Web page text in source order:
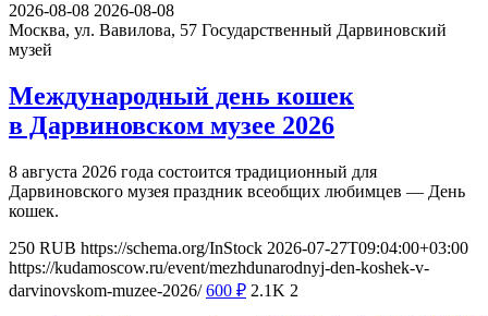
2026-08-08 2026-08-08
Москва, ул. Вавилова, 57 Государственный Дарвиновский
музей
Международный день кошек
в Дарвиновском музее 2026
8 августа 2026 года состоится традиционный для
Дарвиновского музея праздник всеобщих любимцев — День
кошек.
250 RUB https://schema.org/InStock 2026-07-27T09:04:00+03:00
https://kudamoscow.ru/event/mezhdunarodnyj-den-koshek-v-
darvinovskom-muzee-2026/ 600 ₽ 2.1K 2